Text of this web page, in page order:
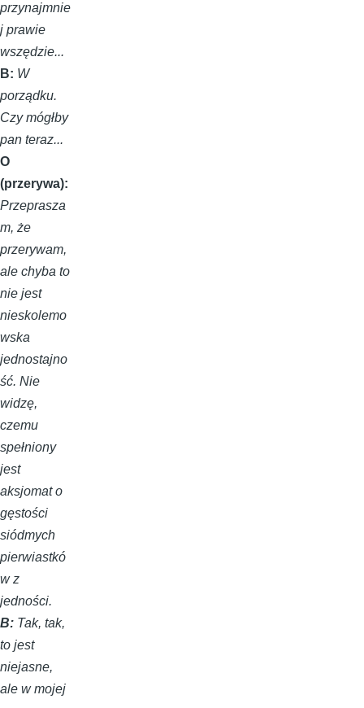
przynajmnie
j prawie
wszędzie...
B: W
porządku.
Czy mógłby
pan teraz...
O
(przerywa):
Przeprasza
m, że
przerywam,
ale chyba to
nie jest
nieskolemo
wska
jednostajno
ść. Nie
widzę,
czemu
spełniony
jest
aksjomat o
gęstości
siódmych
pierwiastkó
w z
jedności.
B: Tak, tak,
to jest
niejasne,
ale w mojej